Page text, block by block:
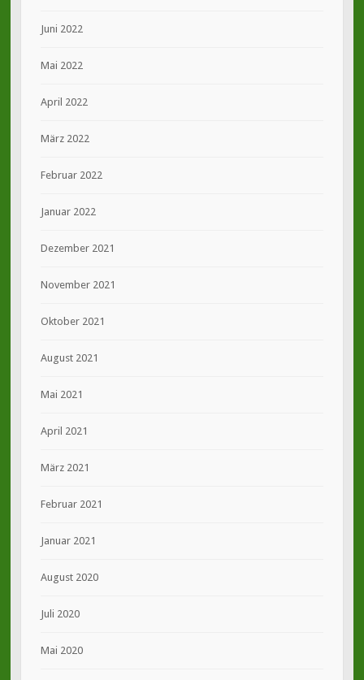
Juni 2022
Mai 2022
April 2022
März 2022
Februar 2022
Januar 2022
Dezember 2021
November 2021
Oktober 2021
August 2021
Mai 2021
April 2021
März 2021
Februar 2021
Januar 2021
August 2020
Juli 2020
Mai 2020